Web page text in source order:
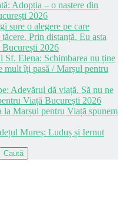
Adopția – o naștere din
2026
spre o alegere pe care
Prin distanță. Eu asta
2026
Sf. Elena: Schimbarea nu ține
mult îți pasă / Marșul pentru
Adevărul dă viață. Să nu ne
Viață București 2026
Marșul pentru Viață spunem
Mureș: Luduș și Iernut
Caută